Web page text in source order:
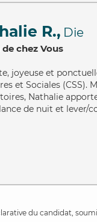
R., Die
chez Vous
, joyeuse et
et Sociales (CSS).
Nathalie
de nuit et lever/
du candidat,